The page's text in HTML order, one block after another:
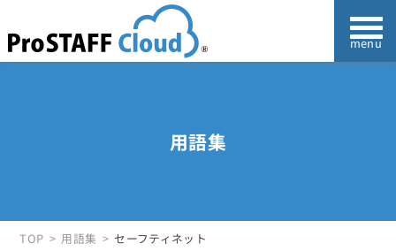
用語集
TOP 用語集 セーフティネット